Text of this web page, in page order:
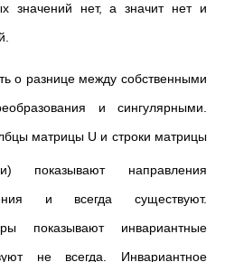
значений нет, а значит нет и
о разнице между собственными
и сингулярными.
матрицы U и строки матрицы
показывают направления
и всегда существуют.
показывают инвариантные
не всегда. Инвариантное